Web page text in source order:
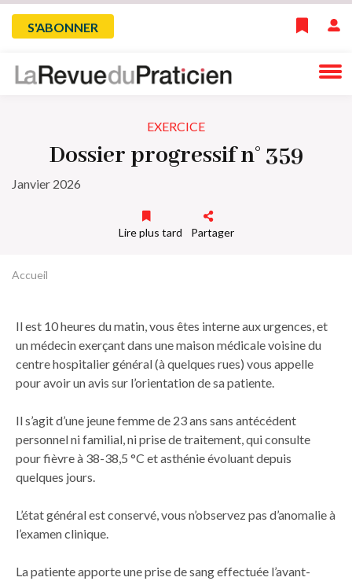
Skip
navigation
Menu
du
l'utilisateur
S'ABONNER
EXERCICE
Dossier progressif n° 359
Janvier 2026
Lire plus tard Partager
Fil
d'Ariane
Accueil
Il est 10 heures du matin, vous êtes interne aux urgences, et
un médecin exerçant dans une maison médicale voisine du
centre hospitalier général (à quelques rues) vous appelle
pour avoir un avis sur l’orientation de sa patiente.
Il s’agit d’une jeune femme de 23 ans sans antécédent
personnel ni familial, ni prise de traitement, qui consulte
pour fièvre à 38-38,5 °C et asthénie évoluant depuis
quelques jours.
L’état général est conservé, vous n’observez pas d’anomalie à
l’examen clinique.
La patiente apporte une prise de sang effectuée l’avant-